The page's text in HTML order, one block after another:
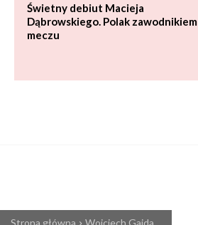
Świetny debiut Macieja
Dąbrowskiego. Polak zawodnikiem
meczu